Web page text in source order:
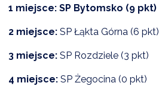
1 miejsce: SP Bytomsko (9 pkt)
2 miejsce: SP Łąkta Górna (6 pkt)
3 miejsce: SP Rozdziele (3 pkt)
4 miejsce: SP Żegocina (0 pkt)